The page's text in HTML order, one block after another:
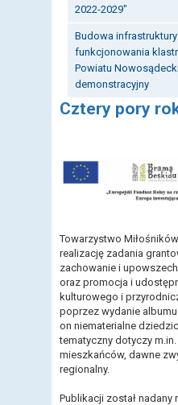
2022-2029"
Budowa
funkcjonowania
Powiatu
demonstracyjny
Cztery pory
Towarzystwo
realizację zadania
zachowanie i
oraz promocja i
kulturowego i
poprzez wydanie
on niematerialne
tematyczny dotyczy
mieszkańców, dawne
regionalny.
Publikacji został nadany